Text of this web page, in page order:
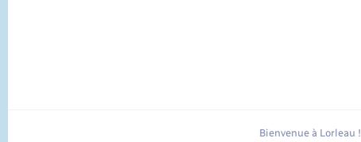
Bienvenue à Lorleau !